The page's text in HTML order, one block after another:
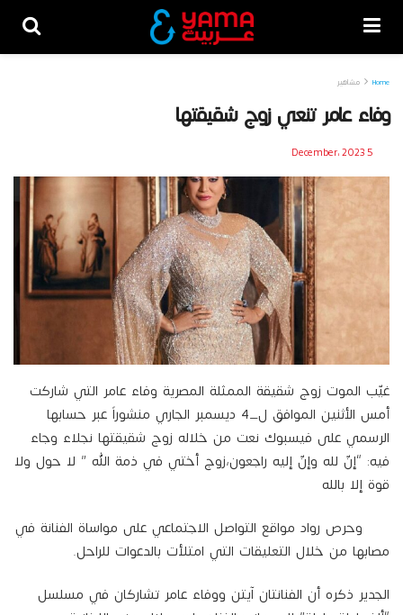
Home مشاهير
وفاء عامر تنعي زوج شقيقتها
5 December، 2023
غيّب الموت زوج شقيقة الممثلة المصرية وفاء عامر التي شاركت
أمس الأثنين الموافق ل_4 ديسمبر الجاري منشوراً عبر حسابها
الرسمي على فيسبوك نعت من خلاله زوج شقيقتها نجلاء وجاء
فيه: “إنّ لله وإنّ إليه راجعون،زوج أختي في ذمة الله ” لا حول ولا
قوة إلا بالله
وحرص رواد مواقع التواصل الاجتماعي على مواساة الفنانة في
مصابها من خلال التعليقات التي امتلأت بالدعوات للراحل.
الجدير ذكره أن الفنانتان آيتن ووفاء عامر تشاركان في مسلسل